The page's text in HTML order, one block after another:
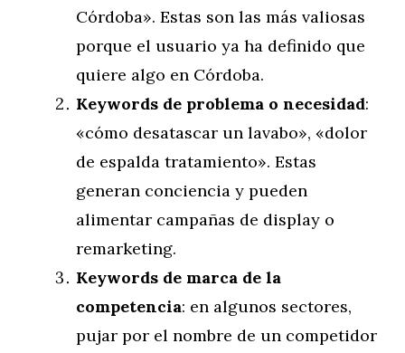
Córdoba». Estas son las más valiosas
porque el usuario ya ha definido que
quiere algo en Córdoba.
Keywords de problema o necesidad:
«cómo desatascar un lavabo», «dolor
de espalda tratamiento». Estas
generan conciencia y pueden
alimentar campañas de display o
remarketing.
Keywords de marca de la
competencia: en algunos sectores,
pujar por el nombre de un competidor